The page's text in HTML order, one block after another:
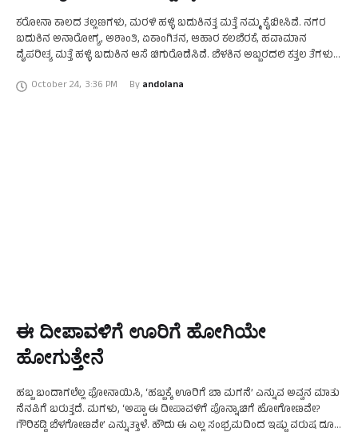
ಕರೋನಾ ಕಾಲದ ತಲ್ಲಣಗಳು, ಮರಳಿ ಹಳ್ಳಿ ಬದುಕಿನತ್ತ ಮತ್ತೆ ನಮ್ಮ ಕೈಬೀಸಿವೆ. ನಗರ
ಬದುಕಿನ ಅನಾರೋಗ್ಯ, ಅಶಾಂತಿ, ಏಕಾಂಗಿತನ, ಆಹಾರ ಕಲಬೆರಕೆ, ಹವಾಮಾನ
ವೈಪರೀತ್ಯ ಮತ್ತೆ ಹಳ್ಳಿ ಬದುಕಿನ ಆಸೆ ಚಿಗುರೊಡೆಸಿವೆ. ಬೆಳಕಿನ ಅಬ್ಬರದಲಿ ಕತ್ತಲ ತೆಗಳುತ್ತ
October 24, 3:36 PM By andolana
ಈ ದೀಪಾವಳಿಗೆ ಊರಿಗೆ ಹೋಗಿಯೇ
ಹೋಗುತ್ತೇನೆ
ಹಬ್ಬ ಬಂದಾಗಲೆಲ್ಲ ಫೋನಾಯಿಸಿ, ‘ಹಬ್ಬಕ್ಕೆ ಊರಿಗೆ ಬಾ ಮಗನೆ’ ಎನ್ನುವ ಅವ್ವನ ಮಾತು
ನೆನಪಿಗೆ ಬರುತ್ತದೆ. ಮಗಳು, ‘ಅಪ್ಪಾ ಈ ದೀಪಾವಳಿಗೆ ಪೊನ್ನಾಚಿಗೆ ಹೋಗೋಣವೇ?
ಗೌರಿಕಡ್ಡಿ ಬೆಳಗೋಣವೇ’ ಎನ್ನುತ್ತಾಳೆ. ಹೌದು ಈ ಎಲ್ಲ ಸಂಭ್ರಮದಿಂದ ಇಷ್ಟು ವರುಷ ದೂರ